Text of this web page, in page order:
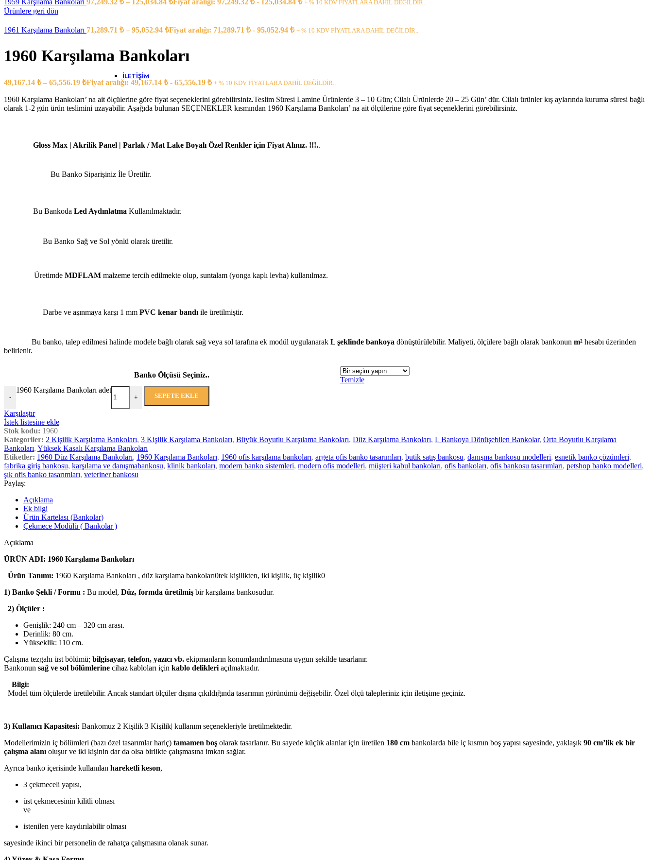
Banko Yardımcı Ürünler
Kesonlar
Pc Taşıyıcılar
İLETIŞIM
1959 Karşılama Bankoları 97,249.32 ₺ – 125,034.84 ₺Fiyat aralığı: 97,249.32 ₺ - 125,034.84 ₺ + % 10 KDV FİYATLARA DAHİL DEĞİLDİR..
Ürünlere geri dön
1961 Karşılama Bankoları 71,289.71 ₺ – 95,052.94 ₺Fiyat aralığı: 71,289.71 ₺ - 95,052.94 ₺ + % 10 KDV FİYATLARA DAHİL DEĞİLDİR..
1960 Karşılama Bankoları
49,167.14 ₺ – 65,556.19 ₺Fiyat aralığı: 49,167.14 ₺ - 65,556.19 ₺ + % 10 KDV FİYATLARA DAHİL DEĞİLDİR..
1960 Karşılama Bankoları’ na ait ölçülerine göre fiyat seçeneklerini görebilirsiniz.Teslim Süresi Lamine Ürünlerde 3 – 10 Gün; Cilalı Ürünlerde 20 – 25 Gün’ dür. Cilalı ürünler kış aylarında kuruma süresi bağlı
olarak 1-2 gün ürün teslimini uzayabilir. Aşağıda bulunan SEÇENEKLER kısmından 1960 Karşılama Bankoları’ na ait ölçülerine göre fiyat seçeneklerini görebilirsiniz.
Gloss Max | Akrilik Panel | Parlak / Mat Lake Boyalı Özel Renkler için Fiyat Alınız. !!!..
Bu Banko Siparişiniz İle Üretilir.
Bu Bankoda Led Aydınlatma Kullanılmaktadır.
Bu Banko Sağ ve Sol yönlü olarak üretilir.
Üretimde MDFLAM malzeme tercih edilmekte olup, suntalam (yonga kaplı levha) kullanılmaz.
Darbe ve aşınmaya karşı 1 mm PVC kenar bandı ile üretilmiştir.
Bu banko, talep edilmesi halinde modele bağlı olarak sağ veya sol tarafına ek modül uygulanarak L şeklinde bankoya dönüştürülebilir. Maliyeti, ölçülere bağlı olarak bankonun m² hesabı üzerinden
belirlenir.
Banko Ölçüsü Seçiniz..
Temizle
-
1960 Karşılama Bankoları adet
+ SEPETE EKLE
Karşılaştır
İstek listesine ekle
Stok kodu: 1960
Kategoriler: 2 Kişilik Karşılama Bankoları, 3 Kişilik Karşılama Bankoları, Büyük Boyutlu Karşılama Bankoları, Düz Karşılama Bankoları, L Bankoya Dönüşebilen Bankolar, Orta Boyutlu Karşılama
Bankoları, Yüksek Kasalı Karşılama Bankoları
Etiketler: 1960 Düz Karşılama Bankoları, 1960 Karşılama Bankoları, 1960 ofis karşılama bankoları, argeta ofis banko tasarımları, butik satış bankosu, danışma bankosu modelleri, esnetik banko çözümleri,
fabrika giriş bankosu, karşılama ve danışmabankosu, klinik bankoları, modern banko sistemleri, modern ofis modelleri, müşteri kabul bankoları, ofis bankoları, ofis bankosu tasarımları, petshop banko modelleri,
şık ofis banko tasarımları, veteriner bankosu
Paylaş:
Açıklama
Ek bilgi
Ürün Kartelası (Bankolar)
Çekmece Modülü ( Bankolar )
Açıklama
ÜRÜN ADI: 1960 Karşılama Bankoları
Ürün Tanımı: 1960 Karşılama Bankoları , düz karşılama bankoları0tek kişilikten, iki kişilik, üç kişilik0
1) Banko Şekli / Formu : Bu model, Düz, formda üretilmiş bir karşılama bankosudur.
2) Ölçüler :
Genişlik: 240 cm – 320 cm arası.
Derinlik: 80 cm.
Yükseklik: 110 cm.
Çalışma tezgahı üst bölümü; bilgisayar, telefon, yazıcı vb. ekipmanların konumlandırılmasına uygun şekilde tasarlanır.
Bankonun sağ ve sol bölümlerine cihaz kabloları için kablo delikleri açılmaktadır.
Bilgi:
Model tüm ölçülerde üretilebilir. Ancak standart ölçüler dışına çıkıldığında tasarımın görünümü değişebilir. Özel ölçü talepleriniz için iletişime geçiniz.
3) Kullanıcı Kapasitesi: Bankomuz 2 Kişilik|3 Kişilik| kullanım seçenekleriyle üretilmektedir.
Modellerimizin iç bölümleri (bazı özel tasarımlar hariç) tamamen boş olarak tasarlanır. Bu sayede küçük alanlar için üretilen 180 cm bankolarda bile iç kısmın boş yapısı sayesinde, yaklaşık 90 cm’lik ek bir
çalışma alanı oluşur ve iki kişinin dar da olsa birlikte çalışmasına imkan sağlar.
Ayrıca banko içerisinde kullanılan hareketli keson,
3 çekmeceli yapısı,
üst çekmecesinin kilitli olması
ve
istenilen yere kaydırılabilir olması
sayesinde ikinci bir personelin de rahatça çalışmasına olanak sunar.